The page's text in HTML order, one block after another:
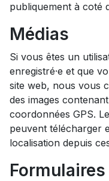
publiquement à coté
Médias
Si vous êtes un
enregistré·e et que
site web, nous vous
des images
coordonnées GPS.
peuvent télécharger
localisation depuis